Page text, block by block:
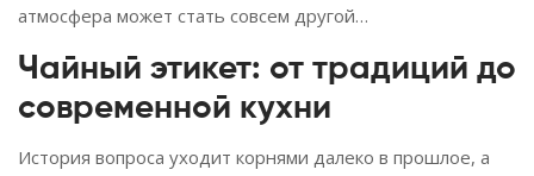
атмосфера может стать совсем другой…
Чайный этикет: от традиций до
современной кухни
История вопроса уходит корнями далеко в прошлое, а